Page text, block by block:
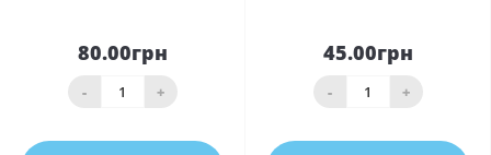
80.00грн
- +
45.00грн
- +